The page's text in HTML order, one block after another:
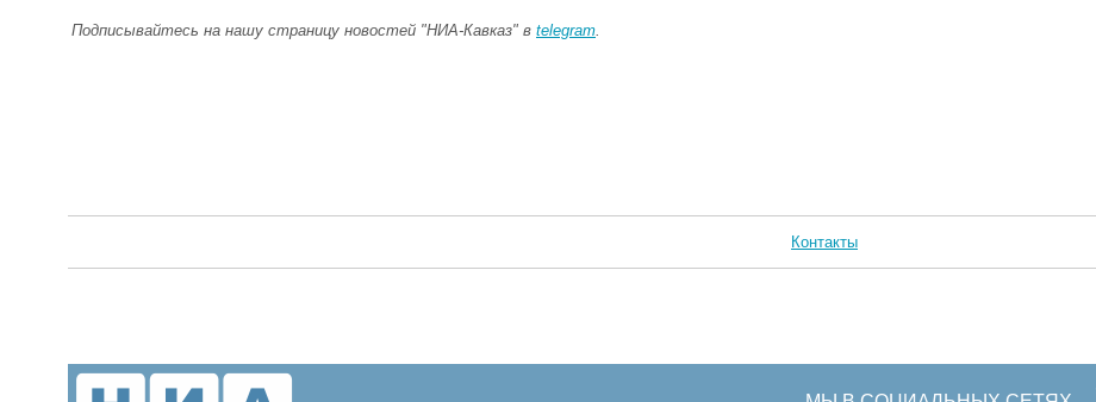
Подписывайтесь на нашу страницу новостей "НИА-Кавказ" в telegram
Контакты